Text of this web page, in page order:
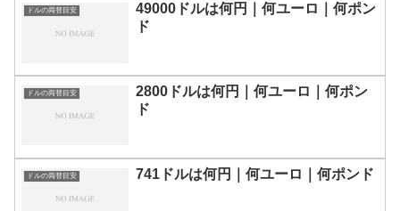
ドルの両替目安
49000ドルは何円｜何ユーロ｜何ポン
ド
ドルの両替目安
2800ドルは何円｜何ユーロ｜何ポン
ド
ドルの両替目安 741ドルは何円｜何ユーロ｜何ポンド